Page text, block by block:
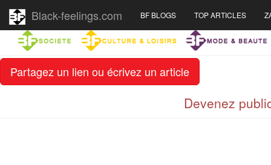
Partagez un lien ou écrivez un article
Black-feelings.com BF BLOGS TOP ARTICLES
Devenez